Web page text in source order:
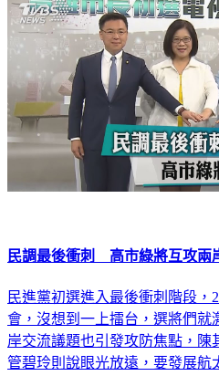
民調最後衝刺 高市綠將互攻兩
民進黨初選進入最後衝刺階段
會，沒想到一上擂台，選將們就
岸交流議題也引發攻防焦點，陳
管碧玲則說眼光放遠，要發展航